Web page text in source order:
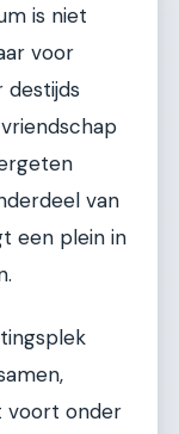
is niet
voor
destijds
van
een plein in
voort onder